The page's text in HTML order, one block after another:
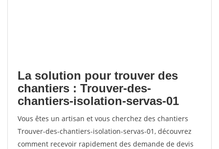
La solution pour trouver des
chantiers : Trouver-des-
chantiers-isolation-servas-01
Vous êtes un artisan et vous cherchez des chantiers
Trouver-des-chantiers-isolation-servas-01, découvrez
comment recevoir rapidement des demande de devis